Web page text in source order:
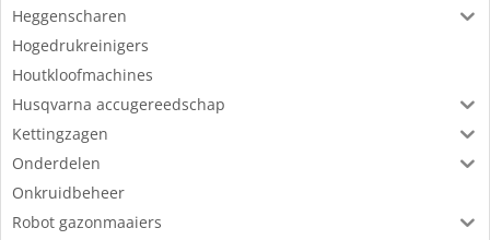
Heggenscharen
Hogedrukreinigers
Houtkloofmachines
Husqvarna accugereedschap
Kettingzagen
Onderdelen
Onkruidbeheer
Robot gazonmaaiers